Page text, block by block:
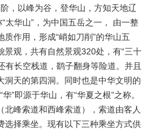
，以峰为谷，登华山，方知天地辽
太华山”，为中国五岳之一， 由一整
作用，形成“峭如刀削”的华山五
景观，共有自然景观320处，有“三十
有长空栈道，鹞子翻身等险道。并且
洞天的第四洞。同时也是中华文明的
华”即源于华山，有“华夏之根”之称。
北峰索道和西峰索道），索道由客人
选择乘坐。现有以下三种乘坐方式供